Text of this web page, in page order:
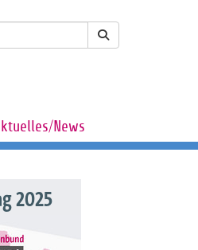
News
2025